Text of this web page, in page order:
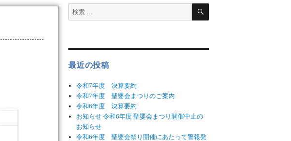
最近の投稿
令和7年度 決算要約
令和7年度 聖嬰会まつりのご案内
令和6年度 決算要約
お知らせ 令和6年度 聖嬰会まつり開催中止の
お知らせ
令和6年度 聖嬰会祭り開催にあたって警報発